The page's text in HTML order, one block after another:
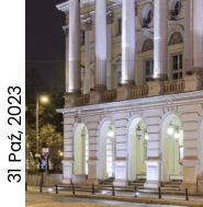
31 Paź, 2023